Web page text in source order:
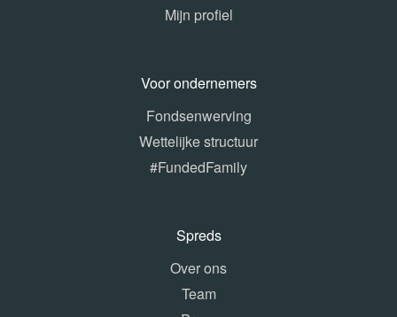
Mijn profiel
Voor ondernemers
Fondsenwerving
Wettelijke structuur
#FundedFamily
Spreds
Over ons
Team